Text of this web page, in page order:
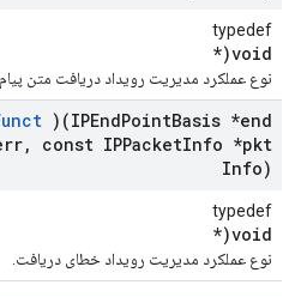
typedef
void(*
نوع عملکرد مدیریت رویداد دریافت متن پیام.
)(IPEndPointBasis *end
, const IPPacketInfo *pkt
Info)
typedef
void(*
نوع عملکرد مدیریت رویداد خطای دریافت.